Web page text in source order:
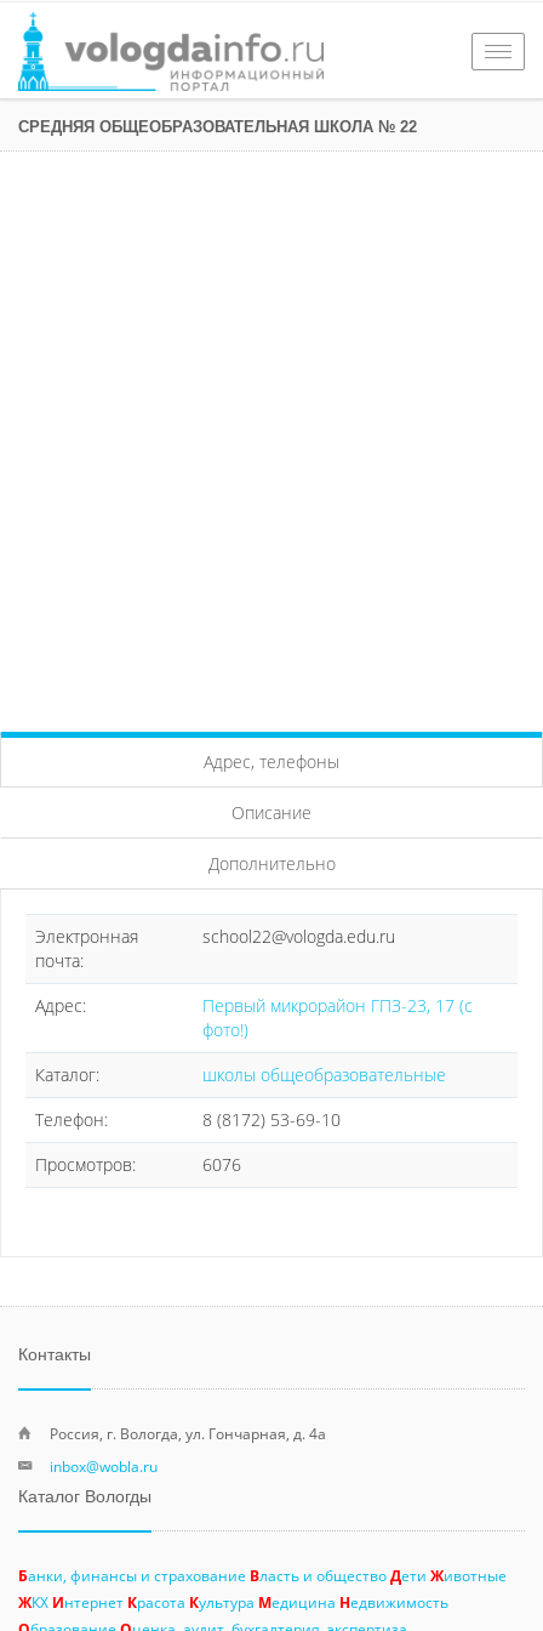
СРЕДНЯЯ ОБЩЕОБРАЗОВАТЕЛЬНАЯ ШКОЛА № 22
Адрес, телефоны
Описание
Дополнительно
Электронная
почта:
school22@vologda.edu.ru
Адрес:
Первый микрорайон ГПЗ-23, 17 (с
фото!)
Каталог:
школы общеобразовательные
Телефон:
8 (8172) 53-69-10
Просмотров:
6076
Контакты
Россия, г. Вологда, ул. Гончарная, д. 4а
inbox@wobla.ru
Каталог Вологды
Банки, финансы и страхование Власть и обществоДети Животные
ЖКХ Интернет Красота Культура Медицина Недвижимость